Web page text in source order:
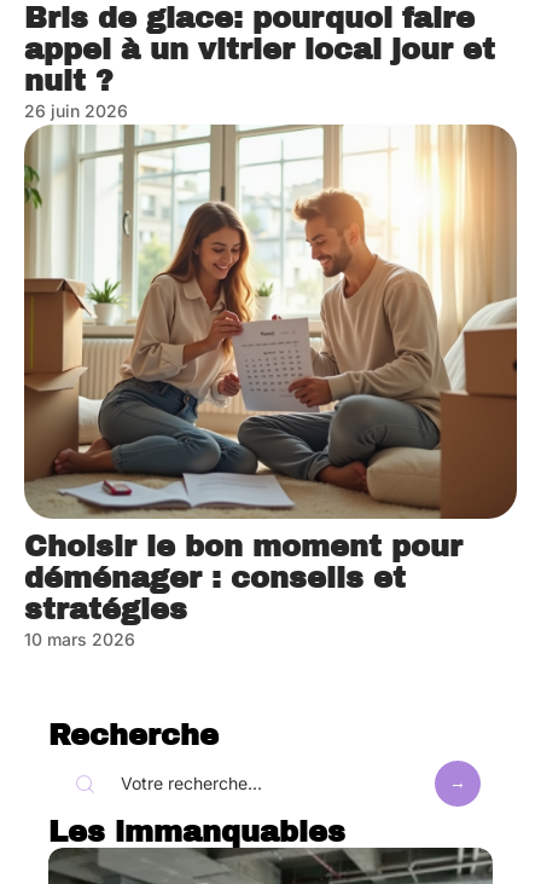
Bris de glace: pourquoi faire
appel à un vitrier local jour et
nuit ?
26 juin 2026
Choisir le bon moment pour
déménager : conseils et
stratégies
10 mars 2026
Recherche
Les immanquables